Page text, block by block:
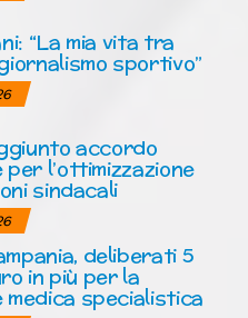
“La mia vita tra
sportivo”
accordo
l’ottimizzazione
sindacali
deliberati 5
in più per la
medica specialistica